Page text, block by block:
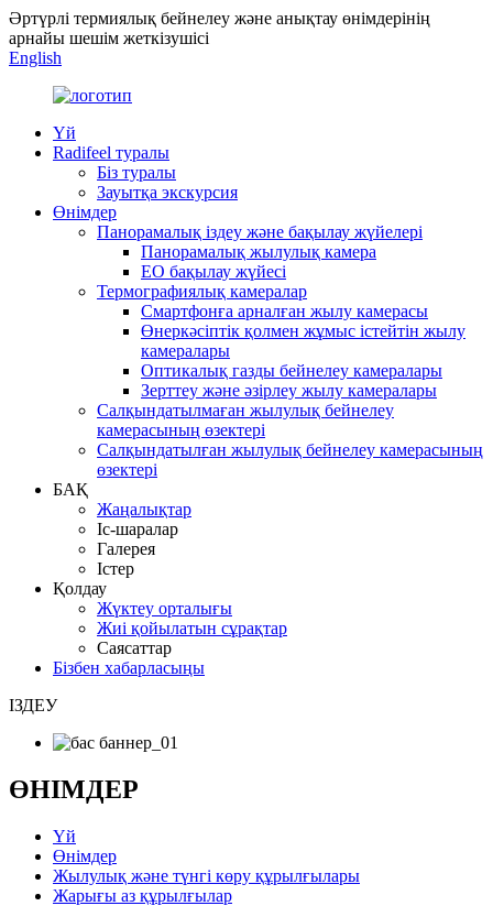
Әртүрлі термиялық бейнелеу және анықтау өнімдерінің
арнайы шешім жеткізушісі
English
Үй
Radifeel туралы
Біз туралы
Зауытқа экскурсия
Өнімдер
Панорамалық іздеу және бақылау жүйелері
Панорамалық жылулық камера
EO бақылау жүйесі
Термографиялық камералар
Смартфонға арналған жылу камерасы
Өнеркәсіптік қолмен жұмыс істейтін жылу
камералары
Оптикалық газды бейнелеу камералары
Зерттеу және әзірлеу жылу камералары
Салқындатылмаған жылулық бейнелеу
камерасының өзектері
Салқындатылған жылулық бейнелеу камерасының
өзектері
БАҚ
Жаңалықтар
Іс-шаралар
Галерея
Істер
Қолдау
Жүктеу орталығы
Жиі қойылатын сұрақтар
Саясаттар
Бізбен хабарласыңы
ІЗДЕУ
ӨНІМДЕР
Үй
Өнімдер
Жылулық және түнгі көру құрылғылары
Жарығы аз құрылғылар